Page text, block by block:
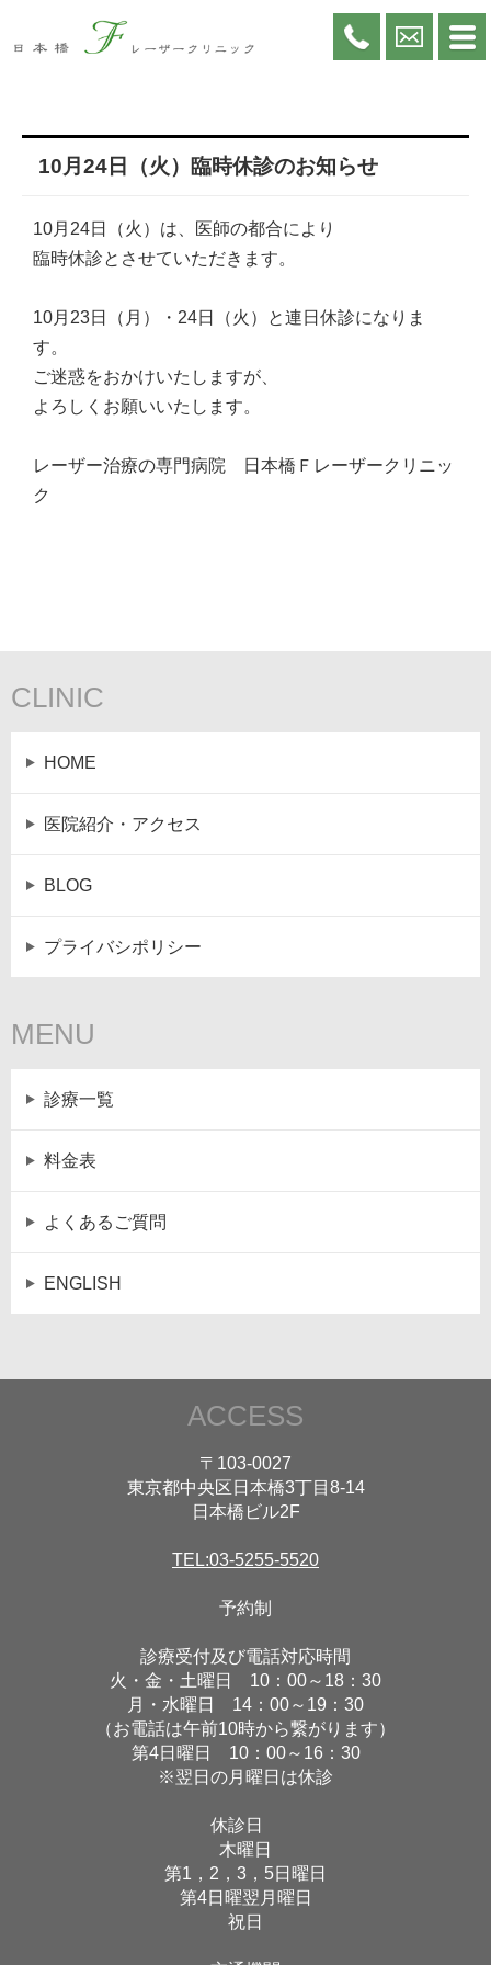
10月24日（火）臨時休診のお知らせ
10月24日（火）は、医師の都合により
臨時休診とさせていただきます。
10月23日（月）・24日（火）と連日休診になりま
す。
ご迷惑をおかけいたしますが、
よろしくお願いいたします。
レーザー治療の専門病院 日本橋Ｆレーザークリニッ
ク
CLINIC
HOME
医院紹介・アクセス
BLOG
プライバシポリシー
MENU
診療一覧
料金表
よくあるご質問
ENGLISH
ACCESS
〒103-0027
東京都中央区日本橋3丁目8-14
日本橋ビル2F
TEL:03-5255-5520
予約制
診療受付及び電話対応時間
火・金・土曜日 10：00～18：30
月・水曜日 14：00～19：30
（お電話は午前10時から繋がります）
第4日曜日 10：00～16：30
※翌日の月曜日は休診
休診日
木曜日
第1，2，3，5日曜日
第4日曜翌月曜日
祝日